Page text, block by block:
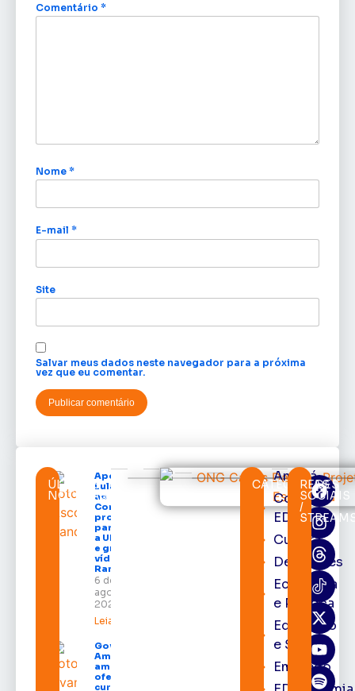
Comentário *
Nome *
E-mail *
Site
Salvar meus dados neste navegador para a próxima
vez que eu comentar.
ÚLTIMAS
NOTÍCIAS
Após veto,
Lula envia
ao
Congresso
projeto
para criar
a UNIFRON
e grava
vídeo para
Randolfe
6 de
agosto de
2026
Leia mais »
Governo do
Amapá
amplia
oferta de
cursos
CATEGORIAS
Amapá
Cortes
EDcast
Cultura
Destaques
Economia
e Política
Educação
e Saúde
Emprego
REDES
SOCIAIS
/